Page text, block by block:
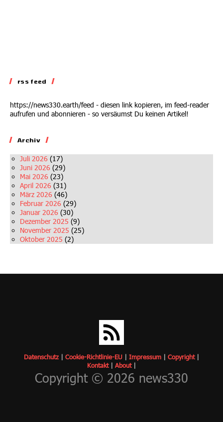
rss feed
https://news330.earth/feed - diesen link kopieren, im feed-reader
aufrufen und abonnieren - so versäumst Du keinen Artikel!
Archiv
Juli 2026 (17)
Juni 2026 (29)
Mai 2026 (23)
April 2026 (31)
März 2026 (46)
Februar 2026 (29)
Januar 2026 (30)
Dezember 2025 (9)
November 2025 (25)
Oktober 2025 (2)
Datenschutz | Cookie-Richtlinie-EU | Impressum | Copyright|
Kontakt| About|
Copyright © 2026 news330